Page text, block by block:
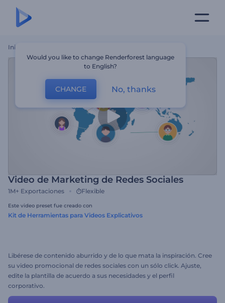
Inicio
Video de Marketing de Redes Sociales
1M+ Exportaciones Flexible
Este video preset fue creado con
Kit de Herramientas para Videos Explicativos
Libérese de contenido aburrido y de lo que mata la inspiración. Cree
su video promocional de redes sociales con un sólo click. Ajuste,
edite la plantilla de acuerdo a sus necesidades y el perfil
corporativo.
Would you like to change Renderforest language
to English?
CHANGE No, thanks